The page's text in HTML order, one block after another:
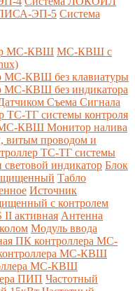
ЭП-5 Система
МС-КВШ МС-КВШ с
МС-КВШ без клавиатуры
МС-КВШ без индикатора
Съема Сигнала
ТС-ТГ системы контроля
КВШ Монитор налива
витым проводом и
ТС-ТГ системы
световой индикатор Блок
Табло
Источник
с контролем
активная Антенна
Модуль ввода
ПК контроллера МС-
МС-КВШ
МС-КВШ
ПИП Частотный